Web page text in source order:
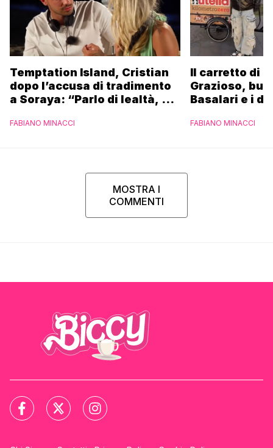
Temptation Island, Cristian
dopo l’accusa di tradimento
a Soraya: “Parlo di lealtà, ma
FABIANO MINACCI
Il carretto di
Grazioso,
Basalari e i
Ferrero”
FABIANO MINACCI
MOSTRA I
COMMENTI